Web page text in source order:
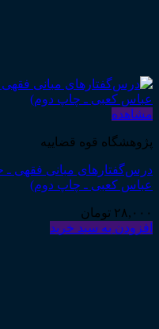
مشاهده
پژوهشگاه قوه قضاییه
درس‌گفتارهای مبانی فقهی ـ
عباس کعبی ـ چاپ دوم)
۲۸,۰۰۰ تومان
افزودن به سبد خرید